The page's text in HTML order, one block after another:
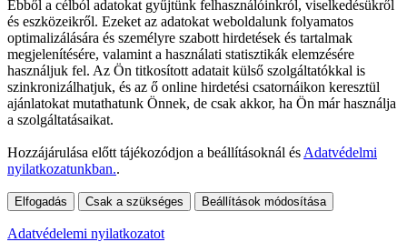
Ebből a célból adatokat gyűjtünk felhasználóinkról, viselkedésükről
és eszközeikről. Ezeket az adatokat weboldalunk folyamatos
optimalizálására és személyre szabott hirdetések és tartalmak
megjelenítésére, valamint a használati statisztikák elemzésére
használjuk fel. Az Ön titkosított adatait külső szolgáltatókkal is
szinkronizálhatjuk, és az ő online hirdetési csatornáikon keresztül
ajánlatokat mutathatunk Önnek, de csak akkor, ha Ön már használja
a szolgáltatásaikat.
Hozzájárulása előtt tájékozódjon a beállításoknál és Adatvédelmi
nyilatkozatunkban..
Elfogadás Csak a szükséges Beállítások módosítása
Adatvédelemi nyilatkozatot